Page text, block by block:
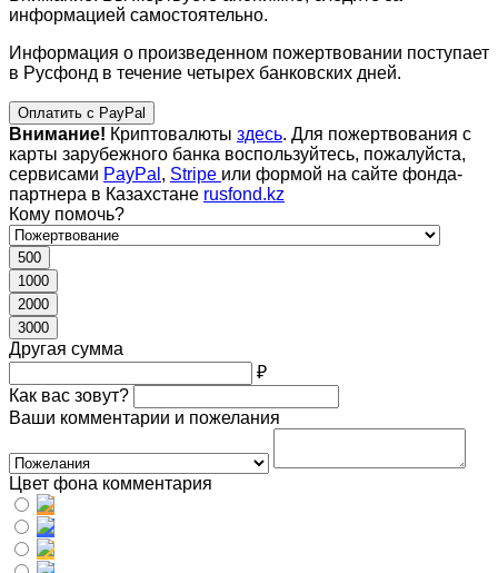
информацией самостоятельно.
Информация о произведенном пожертвовании поступает
в Русфонд в течение четырех банковских дней.
Оплатить с PayPal
Внимание! Криптовалюты здесь. Для пожертвования с
карты зарубежного банка воспользуйтесь, пожалуйста,
сервисами PayPal , Stripe или формой на сайте фонда-
партнера в Казахстане rusfond.kz
Кому помочь?
500
1000
2000
3000
Другая сумма
₽
Как вас зовут?
Ваши комментарии и пожелания
Цвет фона комментария